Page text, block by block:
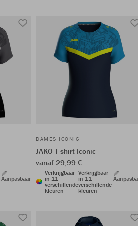
Aanpasbaar
DAMES ICONIC
JAKO T-shirt Iconic
vanaf 29,99 €
Verkrijgbaar
in 11
verschillende
kleuren
Verkrijgbaar
in 11
verschillende
kleuren